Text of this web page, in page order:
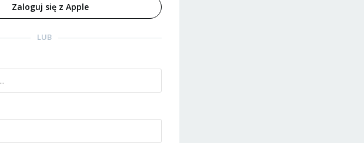
Zaloguj się z Apple
LUB